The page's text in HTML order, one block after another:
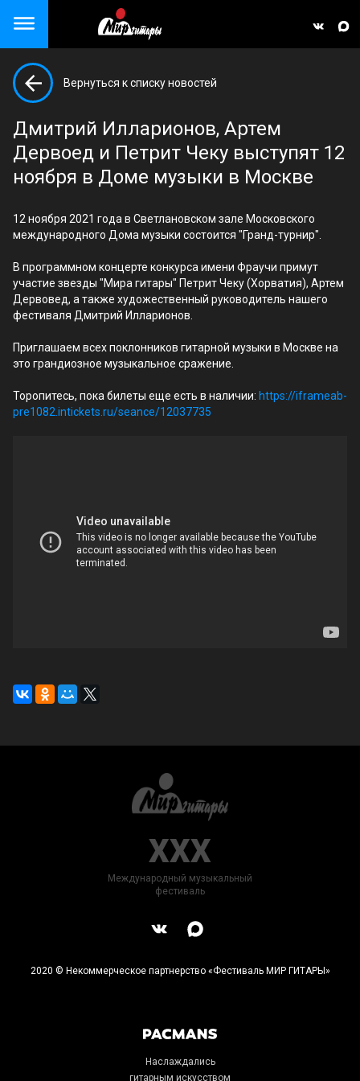
Close menu
Вернуться к списку новостей
Дмитрий Илларионов, Артем
Дервоед и Петрит Чеку выступят 12
ноября в Доме музыки в Москве
12 ноября 2021 года в Светлановском зале Московского
международного Дома музыки состоится "Гранд-турнир".
В программном концерте конкурса имени Фраучи примут
участие звезды "Мира гитары" Петрит Чеку (Хорватия), Артем
Дервовед, а также художественный руководитель нашего
фестиваля Дмитрий Илларионов.
Приглашаем всех поклонников гитарной музыки в Москве на
это грандиозное музыкальное сражение.
Торопитесь, пока билеты еще есть в наличии: https://iframeab-
pre1082.intickets.ru/seance/12037735
XXX
Международный музыкальный
фестиваль
Наслаждались
гитарным искусством
2020 © Некоммерческое партнерство «Фестиваль МИР ГИТАРЫ»